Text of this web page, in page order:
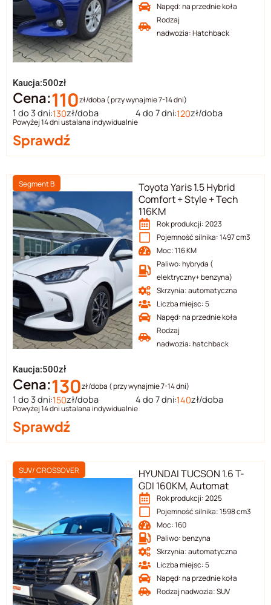
Napęd: na przednie koła
Rodzaj
nadwozia: Hatchback
Kaucja:500zł
Cena:110zł/doba ( przy wynajmie 7-14 dni)
1 do 3 dni:130zł/doba 4 do 7 dni:120zł/doba
Powyżej 14 dni ustalana indywidualnie
Sprawdź
Segment B
Toyota Yaris 1.5 Hybrid
Comfort + Style + Tech
116KM
Rok produkcji: 2023
Pojemność silnika: 1497 cm3
Moc: 116 KM
Paliwo: hybryda (
elektryczny+ benzyna)
Skrzynia: automatyczna
Liczba miejsc: 5
Napęd: na przednie koła
Rodzaj
nadwozia: hatchback
Kaucja:500zł
Cena:130zł/doba ( przy wynajmie 7-14 dni)
1 do 3 dni:150zł/doba 4 do 7 dni:140zł/doba
Powyżej 14 dni ustalana indywidualnie
Sprawdź
SUV/ CROSSOVER
HYUNDAI TUCSON 1.6 T-
GDI 160KM, Automat
Rok produkcji: 2025
Pojemność silnika: 1598 cm3
Moc: 160
Paliwo: benzyna
Skrzynia: automatyczna
Liczba miejsc: 5
Napęd: na przednie koła
Rodzaj nadwozia: SUV